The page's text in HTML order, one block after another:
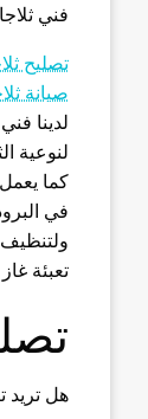
فني
تصليح
صيانة
لدينا
لنوعية
كما
في
تعبئة
هل